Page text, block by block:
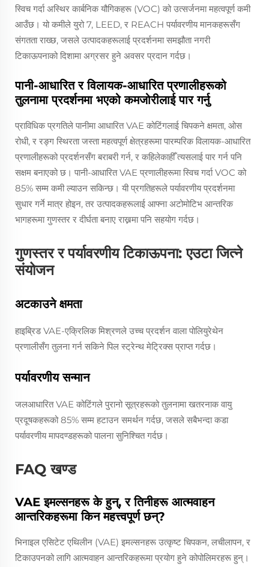
स्विच गर्दा अस्थिर कार्बनिक यौगिकहरू (VOC) को उत्सर्जनमा महत्वपूर्ण कमी
आउँछ। यो कमीले युरो 7, LEED, र REACH पर्यावरणीय मानकहरूसँग
संगतता राख्छ, जसले उत्पादकहरूलाई प्रदर्शनमा समझौता नगरी
टिकाऊपनाको दिशामा अग्रसर हुने अवसर प्रदान गर्दछ।
पानी-आधारित र विलायक-आधारित प्रणालीहरूको
तुलनामा प्रदर्शनमा भएको कमजोरीलाई पार गर्नु
प्राविधिक प्रगतिले पानीमा आधारित VAE कोटिंगलाई चिपकने क्षमता, ओस
रोधी, र रङ्ग स्थिरता जस्ता महत्वपूर्ण क्षेत्रहरूमा पारम्परिक विलायक-आधारित
प्रणालीहरूको प्रदर्शनसँग बराबरी गर्न, र कहिलेकाहीँ त्यसलाई पार गर्न पनि
सक्षम बनाएको छ। पानी-आधारित VAE प्रणालीहरूमा स्विच गर्दा VOC को
85% सम्म कमी ल्याउन सकिन्छ। यी प्रगतिहरूले पर्यावरणीय प्रदर्शनमा
सुधार गर्ने मात्र होइन, तर उत्पादकहरूलाई आफ्ना अटोमोटिभ आन्तरिक
भागहरूमा गुणस्तर र दीर्घता बनाए राख्नमा पनि सहयोग गर्दछ।
गुणस्तर र पर्यावरणीय टिकाऊपना: एउटा जित्ने
संयोजन
अटकाउने क्षमता
हाइब्रिड VAE-एक्रिलिक मिश्रणले उच्च प्रदर्शन वाला पोलियुरेथेन
प्रणालीसँग तुलना गर्न सकिने पिल स्ट्रेन्थ मेट्रिक्स प्राप्त गर्दछ।
पर्यावरणीय सन्मान
जलआधारित VAE कोटिंगले पुरानो सूत्रहरूको तुलनामा खतरनाक वायु
प्रदूषकहरूको 85% सम्म हटाउन समर्थन गर्दछ, जसले सबैभन्दा कडा
पर्यावरणीय मापदण्डहरूको पालना सुनिश्चित गर्दछ।
FAQ खण्ड
VAE इमल्सनहरू के हुन्, र तिनीहरू आत्मवाहन
आन्तरिकहरूमा किन महत्त्वपूर्ण छन्?
भिनाइल एसिटेट एथिलीन (VAE) इमल्सनहरू उत्कृष्ट चिपकन, लचीलापन, र
टिकाउपनको लागि आत्मवाहन आन्तरिकहरूमा प्रयोग हुने कोपोलिमरहरू हुन्।